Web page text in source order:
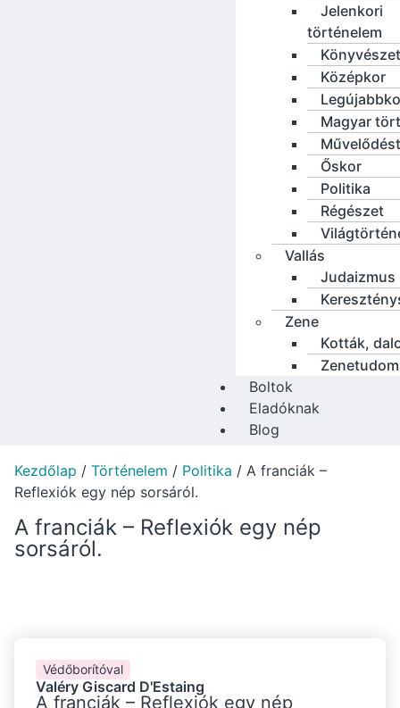
Jelenkori
történelem
Könyvészet
Középkor
Magyar
Őskor
Politika
Régészet
Vallás
Judaizmus
Zene
Kották,
Boltok
Eladóknak
Blog
Kezdőlap / Történelem / Politika / A franciák –
Reflexiók egy nép sorsáról.
A franciák – Reflexiók egy nép
sorsáról.
Védőborítóval
Valéry Giscard D'Estaing
A franciák – Reflexiók egy nép